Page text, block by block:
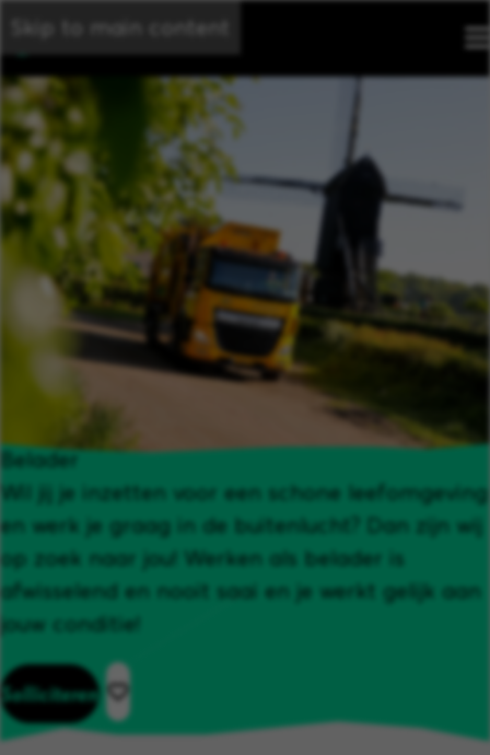
Skip to main content
Belader
Wil jij je inzetten voor een schone leefomgeving
en werk je graag in de buitenlucht? Dan zijn wij
op zoek naar jou! Werken als belader is
afwisselend en nooit saai en je werkt gelijk aan
jouw conditie!
Solliciteren